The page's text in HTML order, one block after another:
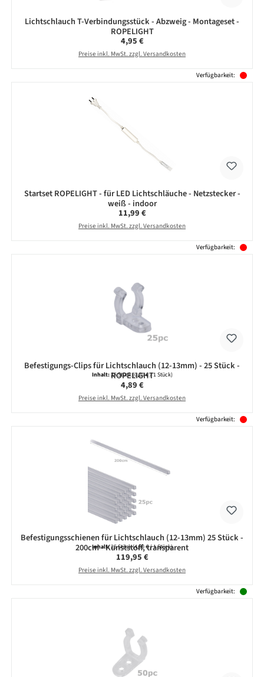
Lichtschlauch T-Verbindungsstück - Abzweig - Montageset -
ROPELIGHT
Regulärer Preis:
4,95 €
Preise inkl. MwSt. zzgl. Versandkosten
Verfügbarkeit:
Startset ROPELIGHT - für LED Lichtschläuche - Netzstecker -
weiß - indoor
Regulärer Preis:
11,99 €
Preise inkl. MwSt. zzgl. Versandkosten
Verfügbarkeit:
Befestigungs-Clips für Lichtschlauch (12-13mm) - 25 Stück -
ROPELIGHT
Inhalt:25 Stück(0,20 € / 1 Stück)
Regulärer Preis:
4,89 €
Preise inkl. MwSt. zzgl. Versandkosten
Verfügbarkeit:
Befestigungsschienen für Lichtschlauch (12-13mm) 25 Stück -
200cm - Kunststoff, transparent
Inhalt:25 Stück(4,80 € / 1 Stück)
Regulärer Preis:
119,95 €
Preise inkl. MwSt. zzgl. Versandkosten
Verfügbarkeit: